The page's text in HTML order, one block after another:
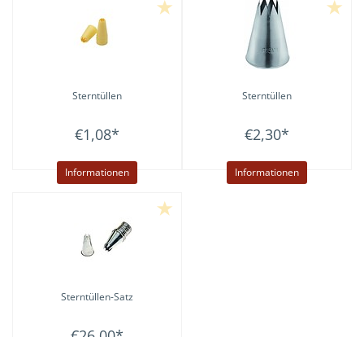
Sterntüllen
€1,08*
Informationen
Sterntüllen
€2,30*
Informationen
Sterntüllen-Satz